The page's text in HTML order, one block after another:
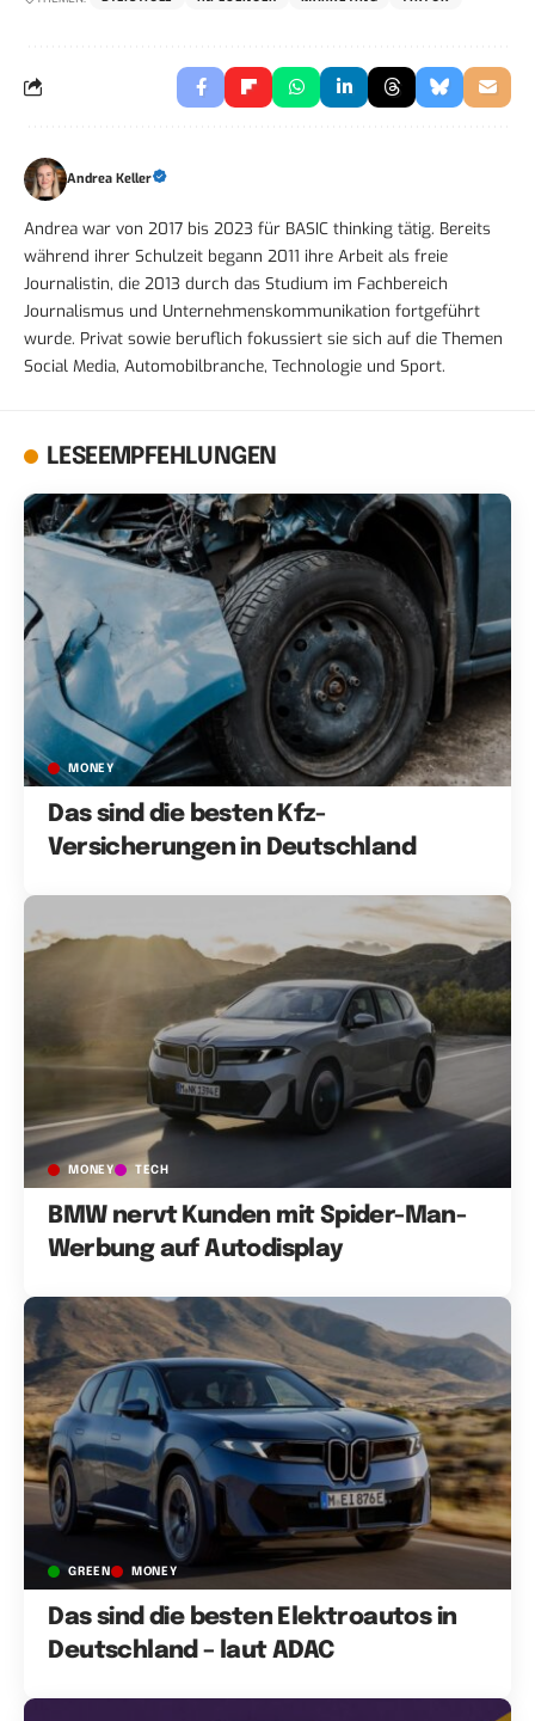
Andrea Keller
Andrea war von 2017 bis 2023 für BASIC thinking tätig. Bereits
während ihrer Schulzeit begann 2011 ihre Arbeit als freie
Journalistin, die 2013 durch das Studium im Fachbereich
Journalismus und Unternehmenskommunikation fortgeführt
wurde. Privat sowie beruflich fokussiert sie sich auf die Themen
Social Media, Automobilbranche, Technologie und Sport.
LESEEMPFEHLUNGEN
MONEY
Das sind die besten Kfz-
Versicherungen in Deutschland
MONEY TECH
BMW nervt Kunden mit Spider-Man-
Werbung auf Autodisplay
GREEN MONEY
Das sind die besten Elektroautos in
Deutschland – laut ADAC